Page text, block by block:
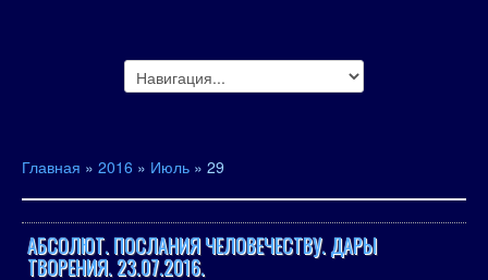
Главная » 2016 » Июль » 29
АБСОЛЮТ. ПОСЛАНИЯ ЧЕЛОВЕЧЕСТВУ. ДАРЫ
ТВОРЕНИЯ. 23.07.2016.